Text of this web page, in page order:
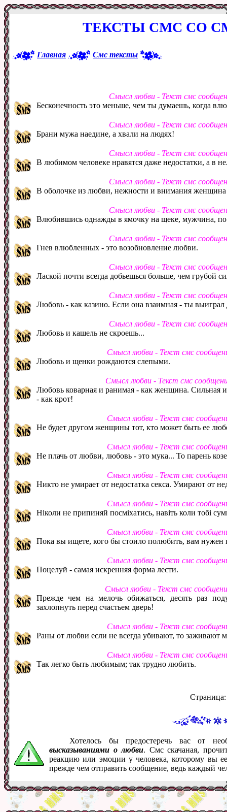
ТЕКСТЫ СМС СО
Главная Смс тексты
Смысл любви - Текст смс
Бесконечность это меньше, чем ты думаешь, когда
Смысл любви - Текст смс
Брани мужа наедине, а хвали на людях!
Смысл любви - Текст смс
В любимом человеке нравятся даже недостатки, а в
Смысл любви - Текст смс
В оболочке из любви, нежности и внимания женщина
Смысл любви - Текст смс
Влюбившись однажды в ямочку на щеке, мужчина,
Смысл любви - Текст смс
Гнев влюбленных - это возобновление любви.
Смысл любви - Текст смс
Лаской почти всегда добьешься больше, чем грубой
Смысл любви - Текст смс
Любовь - как казино. Если она взаимная - ты выиграл
Смысл любви - Текст смс
Любовь и кашель не скроешь...
Смысл любви - Текст смс
Любовь и щенки рождаются слепыми.
Смысл любви - Текст смс
Любовь коварная и ранимая - как женщина. Сильная
- как крот!
Смысл любви - Текст смс
Не будет другом женщины тот, кто может быть ее
Смысл любви - Текст смс
Не плачь от любви, любовь - это мука... То парень
Смысл любви - Текст смс
Никто не умирает от недостатка секса. Умирают от
Смысл любви - Текст смс
Ніколи не припиняй посміхатись, навіть коли тобі
Смысл любви - Текст смс
Пока вы ищете, кого бы стоило полюбить, вам нужен
Смысл любви - Текст смс
Поцелуй - самая искренняя форма лести.
Смысл любви - Текст смс
Прежде чем на мелочь обижаться, десять раз
захлопнуть перед счастьем дверь!
Смысл любви - Текст смс
Раны от любви если не всегда убивают, то заживают
Смысл любви - Текст смс
Так легко быть любимым; так трудно любить.
Хотелось бы предостеречь вас от
высказываниями о любви. Смс скачаная,
реакцию или эмоции у человека, которому вы
прежде чем отправить сообщение, ведь каждый